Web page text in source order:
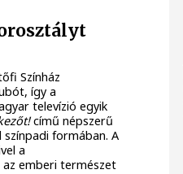
Színház
így a
televízió egyik
című népszerű
formában. A
a
emberi természet